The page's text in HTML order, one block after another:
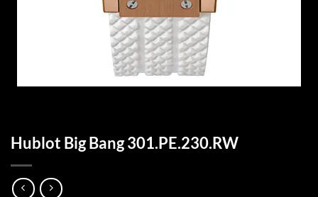
Hublot Big Bang 301.PE.230.RW